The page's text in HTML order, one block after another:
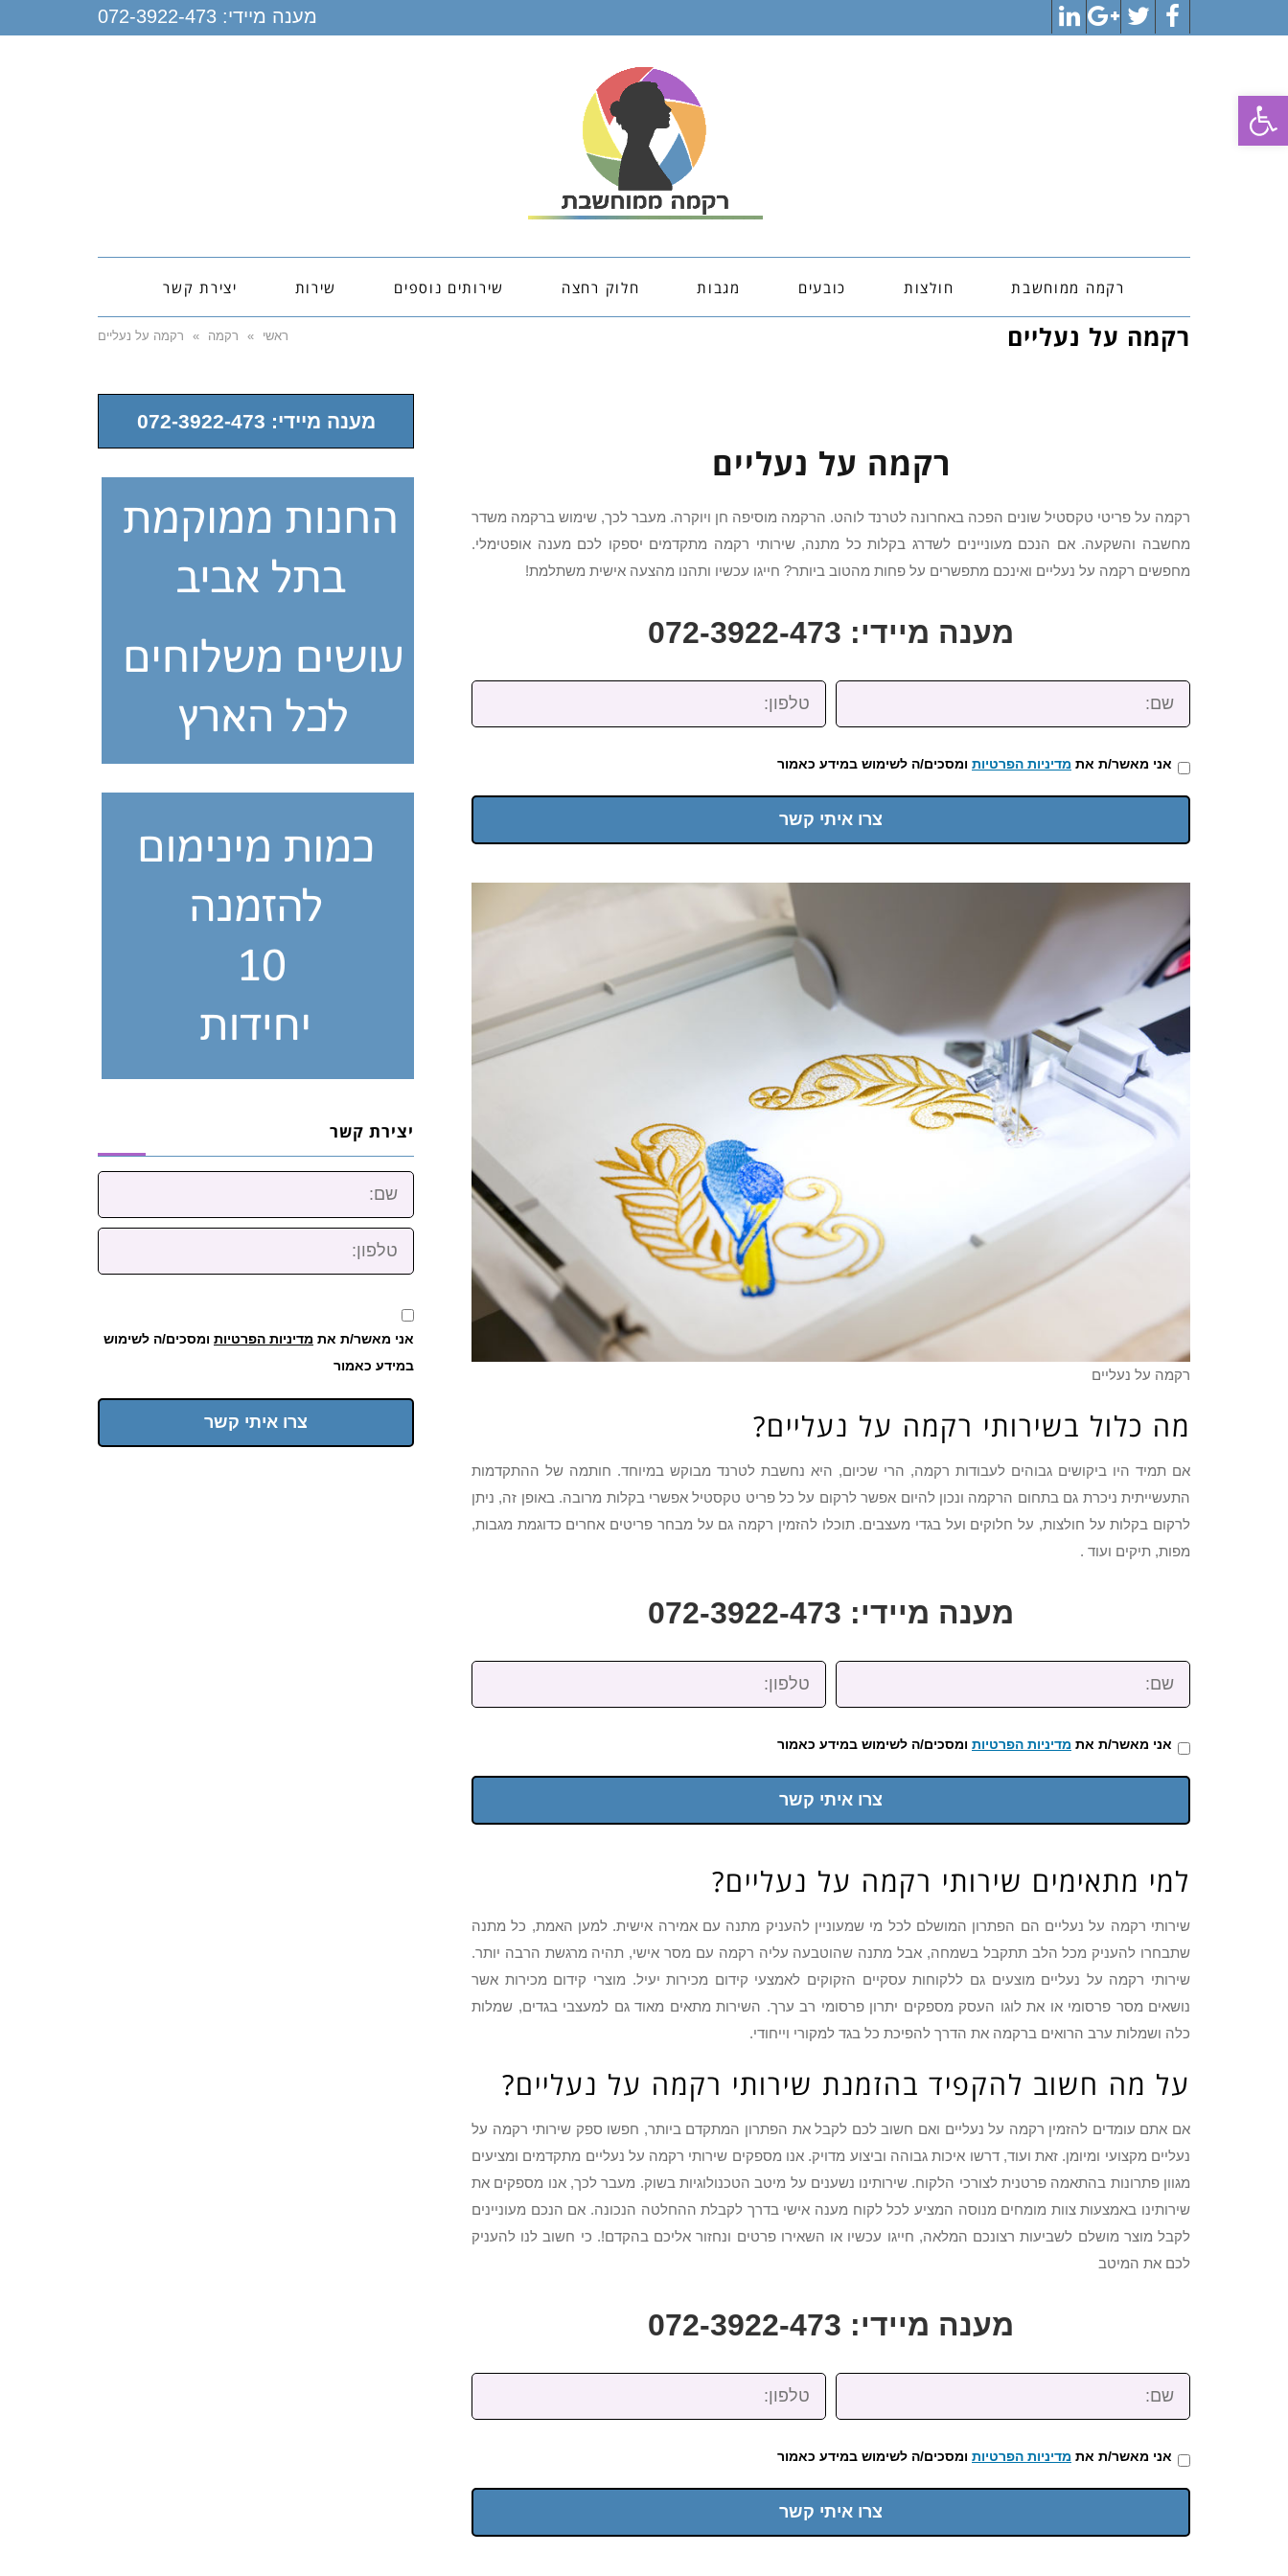
פתח סרגל נגישות
Facebook
Twitter
Google+
LinkedIn
מענה מיידי: 072-3922-473
רקמה ממוחשבת חולצות כובעים מגבות חלוק רחצה שירותים נוספים שירות יצירת קשר
רקמה על נעליים ראשי » רקמה » רקמה על נעליים
רקמה על נעליים
רקמה על פריטי טקסטיל שונים הפכה באחרונה לטרנד לוהט. הרקמה מוסיפה חן ויוקרה. מעבר לכך, שימוש ברקמה משדר
מחשבה והשקעה. אם הנכם מעוניינים לשדרג בקלות כל מתנה, שירותי רקמה מתקדמים יספקו לכם מענה אופטימלי.
מחפשים רקמה על נעליים ואינכם מתפשרים על פחות מהטוב ביותר? חייגו עכשיו ותהנו מהצעה אישית משתלמת!
מענה מיידי: 072-3922-473
שם: טלפון:
אני מאשר/ת את מדיניות הפרטיות ומסכים/ה לשימוש במידע כאמור
צרו איתי קשר
רקמה על נעליים
מה כלול בשירותי רקמה על נעליים?
אם תמיד היו ביקושים גבוהים לעבודות רקמה, הרי שכיום, היא נחשבת לטרנד מבוקש במיוחד. חותמה של ההתקדמות
התעשייתית ניכרת גם בתחום הרקמה ונכון להיום אפשר לרקום על כל פריט טקסטיל אפשרי בקלות מרובה. באופן זה, ניתן
לרקום בקלות על חולצות, על חלוקים ועל בגדי מעצבים. תוכלו להזמין רקמה גם על מבחר פריטים אחרים כדוגמת מגבות,
מפות, תיקים ועוד .
מענה מיידי: 072-3922-473
שם: טלפון:
אני מאשר/ת את מדיניות הפרטיות ומסכים/ה לשימוש במידע כאמור
צרו איתי קשר
למי מתאימים שירותי רקמה על נעליים?
שירותי רקמה על נעליים הם הפתרון המושלם לכל מי שמעוניין להעניק מתנה עם אמירה אישית. למען האמת, כל מתנה
שתבחרו להעניק מכל הלב תתקבל בשמחה, אבל מתנה שהוטבעה עליה רקמה עם מסר אישי, תהיה מרגשת הרבה יותר.
שירותי רקמה על נעליים מוצעים גם ללקוחות עסקיים הזקוקים לאמצעי קידום מכירות יעיל. מוצרי קידום מכירות אשר
נושאים מסר פרסומי או את לוגו העסק מספקים יתרון פרסומי רב ערך. השירות מתאים מאוד גם למעצבי בגדים, שמלות
כלה ושמלות ערב הרואים ברקמה את הדרך להפיכת כל בגד למקורי וייחודי.
על מה חשוב להקפיד בהזמנת שירותי רקמה על נעליים?
אם אתם עומדים להזמין רקמה על נעליים ואם חשוב לכם לקבל את הפתרון המתקדם ביותר, חפשו ספק שירותי רקמה על
נעליים מקצועי ומיומן. זאת ועוד, דרשו איכות גבוהה וביצוע מדויק. אנו מספקים שירותי רקמה על נעליים מתקדמים ומציעים
מגוון פתרונות בהתאמה פרטנית לצורכי הלקוח. שירותינו נשענים על מיטב הטכנולוגיות בשוק. מעבר לכך, אנו מספקים את
שירותינו באמצעות צוות מומחים מנוסה המציע לכל לקוח מענה אישי בדרך לקבלת ההחלטה הנכונה. אם הנכם מעוניינים
לקבל מוצר מושלם לשביעות רצונכם המלאה, חייגו עכשיו או השאירו פרטים ונחזור אליכם בהקדם!. כי חשוב לנו להעניק
לכם את המיטב
מענה מיידי: 072-3922-473
שם: טלפון:
אני מאשר/ת את מדיניות הפרטיות ומסכים/ה לשימוש במידע כאמור
צרו איתי קשר
מענה מיידי: 072-3922-473
יצירת קשר
שם:
טלפון:
אני מאשר/ת את מדיניות הפרטיות ומסכים/ה לשימוש
במידע כאמור
צרו איתי קשר